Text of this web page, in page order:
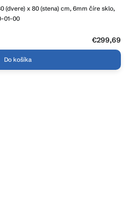
(dvere) x 80 (stena) cm, 6mm číre sklo,
01-00
€299,69
Do košíka